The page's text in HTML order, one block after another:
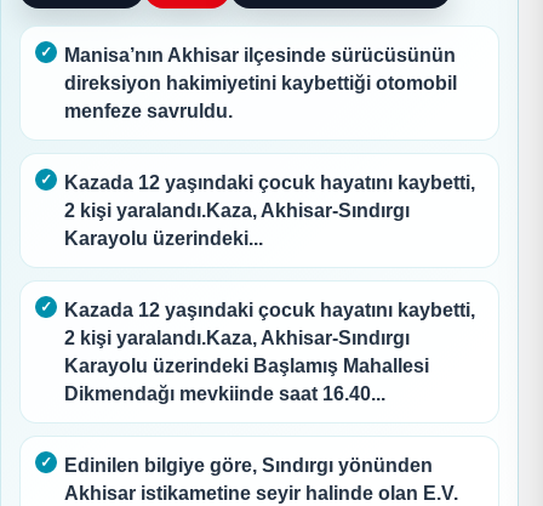
Manisa’nın Akhisar ilçesinde sürücüsünün
direksiyon hakimiyetini kaybettiği otomobil
menfeze savruldu.
Kazada 12 yaşındaki çocuk hayatını kaybetti,
2 kişi yaralandı.Kaza, Akhisar-Sındırgı
Karayolu üzerindeki...
Kazada 12 yaşındaki çocuk hayatını kaybetti,
2 kişi yaralandı.Kaza, Akhisar-Sındırgı
Karayolu üzerindeki Başlamış Mahallesi
Dikmendağı mevkiinde saat 16.40...
Edinilen bilgiye göre, Sındırgı yönünden
Akhisar istikametine seyir halinde olan E.V.